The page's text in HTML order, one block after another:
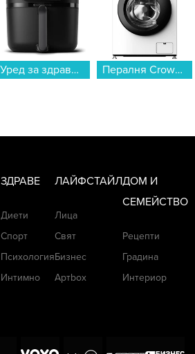
Пералня Crown CWM6010SLIM , 1000 об./мин., 6.00 kg, A , Бял... Лаптоп Apple MacBook Neo 13" 512GB Blush mhfj4 , 13.00 , 512 , 8 , Apple A18 Pro 5 Core GPU , Apple A18 Pro 6 Core , Mac OS...
ЗДРАВЕ
Диети
Спорт
Психология
Интимно
ЛАЙФСТАЙЛ
Лица
Свят
Бизнес
Артbox
ДОМ И
СЕМЕЙСТВО
Рецепти
Градина
Интериор